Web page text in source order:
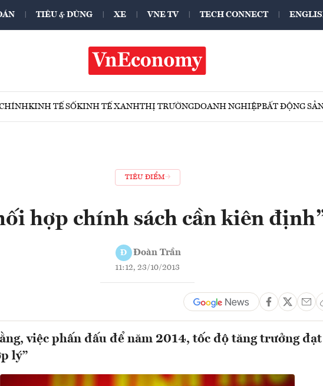
TIÊU & DÙNG XE VNE TV TECH CONNECT
KINH TẾ SỐKINH TẾ XANHTHỊ TRƯỜNGDOANH NGHIỆPBẤT ĐỘNG
TIÊU ĐIỂM
hợp chính sách cần kiên
Đ Đoàn Trần
11:12, 23/10/2013
việc phấn đấu để năm 2014, tốc độ tăng trưởng đạt
lý”